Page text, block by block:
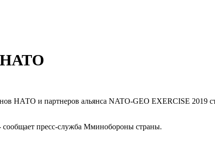
НАТО
НАТО и партнеров альянса NATO-GEO EXERCISE 2019
сообщает пресс-служба Мминобороны страны.